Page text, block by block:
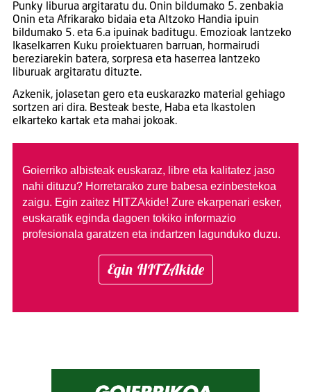
Punky liburua argitaratu du. Onin bildumako 5. zenbakia
Onin eta Afrikarako bidaia eta Altzoko Handia ipuin
bildumako 5. eta 6.a ipuinak baditugu. Emozioak lantzeko
Ikaselkarren Kuku proiektuaren barruan, hormairudi
bereziarekin batera, sorpresa eta haserrea lantzeko
liburuak argitaratu dituzte.
Azkenik, jolasetan gero eta euskarazko material gehiago
sortzen ari dira. Besteak beste, Haba eta Ikastolen
elkarteko kartak eta mahai jokoak.
Goierriko albisteak euskaraz, libre eta kalitatez jaso
nahi dituzu? Horretarako zure babesa ezinbestekoa
zaigu. Egin zaitez HITZAkide! Zure ekarpenari esker,
euskaratik eginda dagoen tokiko informazio
profesionala garatzen eta indartzen lagunduko duzu.
Egin HITZAkide